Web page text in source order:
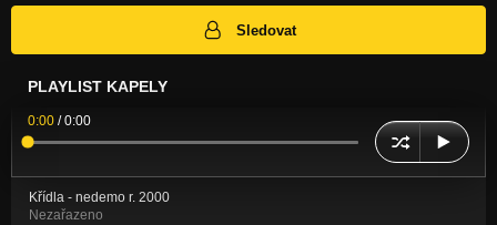
Sledovat
PLAYLIST KAPELY
0:00 /0:00
Křídla - nedemo r. 2000
Nezařazeno